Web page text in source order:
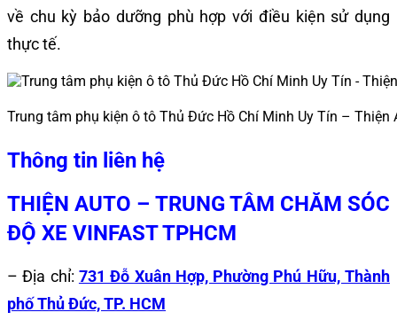
về chu kỳ bảo dưỡng phù hợp với điều kiện sử dụng
thực tế.
Trung tâm phụ kiện ô tô Thủ Đức Hồ Chí Minh Uy Tín – Thiện
Thông tin liên hệ
THIỆN AUTO – TRUNG TÂM CHĂM SÓC
ĐỘ XE VINFAST TPHCM
– Địa chỉ: 731 Đỗ Xuân Hợp, Phường Phú Hữu, Thành
phố Thủ Đức, TP. HCM